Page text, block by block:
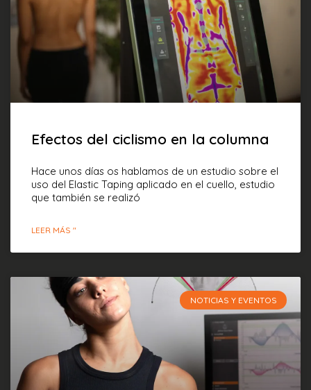
Efectos del ciclismo en la columna
Hace unos días os hablamos de un estudio sobre el
uso del Elastic Taping aplicado en el cuello, estudio
que también se realizó
LEER MÁS "
NOTICIAS Y EVENTOS